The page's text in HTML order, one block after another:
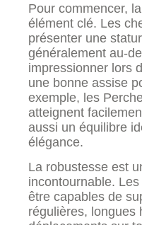
Pour commencer,
élément clé. Les
présenter une
généralement au-
impressionner lors
une bonne assise
exemple, les
atteignent
aussi un équilibre
élégance.
La robustesse est
incontournable.
être capables de
régulières, longues